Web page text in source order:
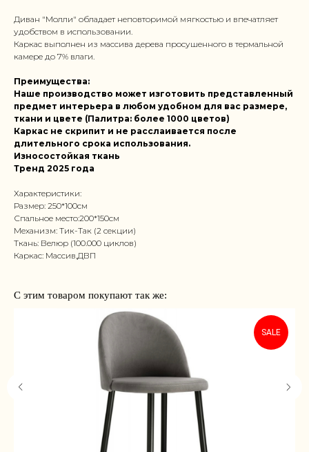
Диван "Молли" обладает неповторимой мягкостью и впечатляет
удобством в использовании.
Каркас выполнен из массива дерева просушенного в термальной
камере до 7% влаги.
Преимущества:
Наше производство может изготовить представленный
предмет интерьера в любом удобном для вас размере,
ткани и цвете (Палитра: более 1000 цветов)
Каркас не скрипит и не расслаивается после
длительного срока использования.
Износостойкая ткань
Тренд 2025 года
Характеристики:
Размер: 250*100см
Спальное место:200*150см
Механизм: Тик-Так (2 секции)
Ткань: Велюр (100.000 циклов)
Каркас: Массив,ДВП
С этим товаром покупают так же:
SALE